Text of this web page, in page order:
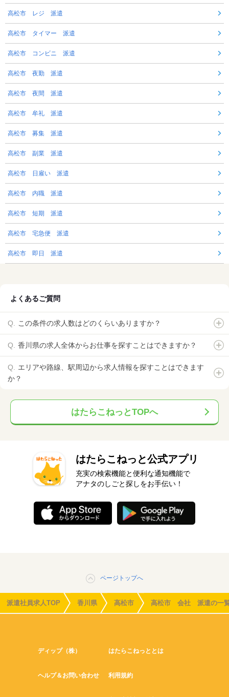
高松市 レジ 派遣
高松市 タイマー 派遣
高松市 コンビニ 派遣
高松市 夜勤 派遣
高松市 夜間 派遣
高松市 牟礼 派遣
高松市 募集 派遣
高松市 副業 派遣
高松市 日雇い 派遣
高松市 内職 派遣
高松市 短期 派遣
高松市 宅急便 派遣
高松市 即日 派遣
よくあるご質問
この条件の求人数はどのくらいありますか？
香川県の求人全体からお仕事を探すことはできますか？
エリアや路線、駅周辺から求人情報を探すことはできます
か？
はたらこねっとTOPへ
はたらこねっと公式アプリ
充実の検索機能と便利な通知機能で
アナタのしごと探しをお手伝い！
ページトップへ
派遣社員求人TOP 香川県 高松市 高松市 会社 派遣の一
ディップ（株） はたらこねっととは
ヘルプ＆お問い合わせ 利用規約